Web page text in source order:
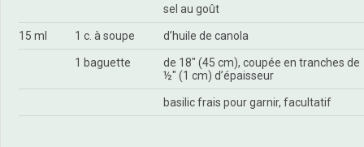
sel au goût
15 ml 1 c. à soupe d’huile de canola
1 baguette
de 18" (45 cm), coupée en tranches de
½" (1 cm) d’épaisseur
basilic frais pour garnir, facultatif